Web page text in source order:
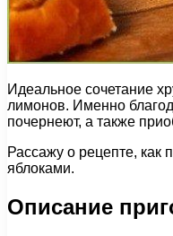
Идеальное сочетание
лимонов. Именно
почернеют, а также
Рассажу о рецепте, как
яблоками.
Описание